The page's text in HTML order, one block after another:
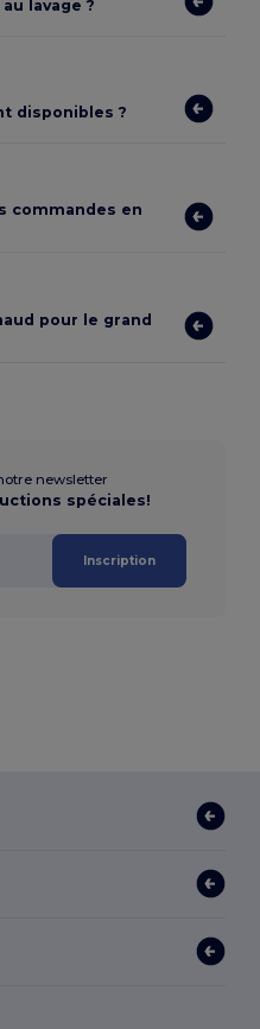
lavage ?
disponibles ?
commandes en
pour le grand
newsletter
spéciales!
Inscription